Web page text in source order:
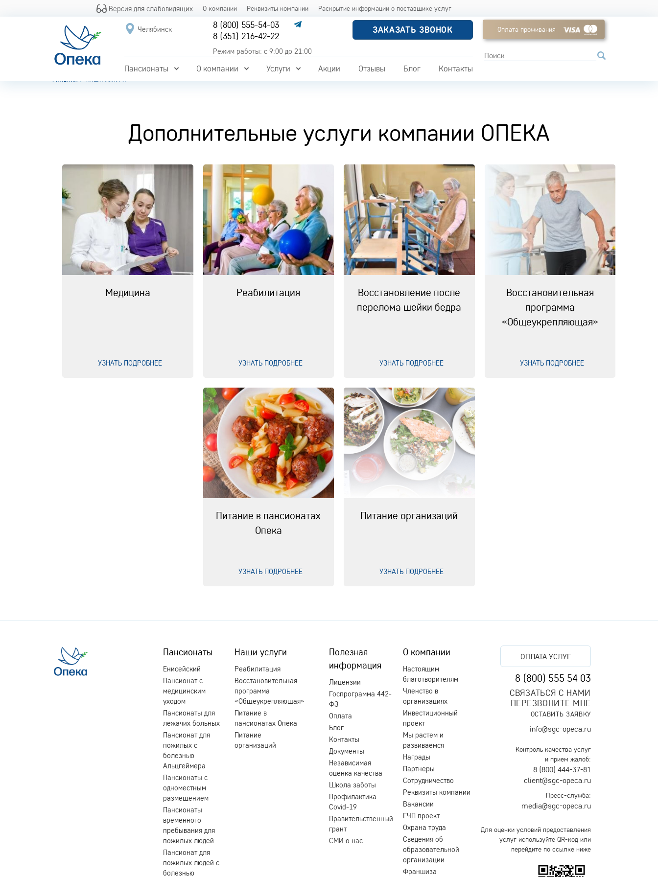
Версия для слабовидящих О компании Реквизиты компании Раскрытие информации о поставщике услуг
Челябинск
8 (800) 555-54-03
8 (351) 216-42-22
Режим работы: с 9:00 до 21:00
ЗАКАЗАТЬ ЗВОНОК
Пансионаты О компании Услуги Акции Отзывы Блог Контакты
Оплата проживания
ГЛАВНАЯ НАШИ УСЛУГИ
Дополнительные услуги компании ОПЕКА
Медицина
УЗНАТЬ ПОДРОБНЕЕ
Реабилитация
УЗНАТЬ ПОДРОБНЕЕ
Восстановление после
перелома шейки бедра
УЗНАТЬ ПОДРОБНЕЕ
Восстановительная
программа
«Общеукрепляющая»
УЗНАТЬ ПОДРОБНЕЕ
Питание в пансионатах
Опека
УЗНАТЬ ПОДРОБНЕЕ
Питание организаций
УЗНАТЬ ПОДРОБНЕЕ
Пансионаты
Енисейский
Пансионат с
медицинским
уходом
Пансионаты для
лежачих больных
Пансионат для
пожилых с
болезнью
Альцгеймера
Пансионаты с
одноместным
размещением
Пансионаты
временного
пребывания для
пожилых людей
Пансионат для
пожилых людей с
болезнью
Наши услуги
Реабилитация
Восстановительная
программа
«Общеукрепляющая»
Питание в
пансионатах Опека
Питание
организаций
Полезная
информация
Лицензии
Госпрограмма 442-
ФЗ
Оплата
Блог
Контакты
Документы
Независимая
оценка качества
Школа заботы
Профилактика
Covid-19
Правительственный
грант
СМИ о нас
О компании
Настоящим
благотворителям
Членство в
организациях
Инвестиционный
проект
Мы растем и
развиваемся
Награды
Партнеры
Сотрудничество
Реквизиты компании
Вакансии
ГЧП проект
Охрана труда
Сведения об
образовательной
организации
Франшиза
ОПЛАТА УСЛУГ
8 (800) 555 54 03
СВЯЗАТЬСЯ С НАМИ
ПЕРЕЗВОНИТЕ МНЕ
ОСТАВИТЬ ЗАЯВКУ
info@sgc-opeca.ru
Контроль качества услуг
и прием жалоб:
8 (800) 444-37-81
client@sgc-opeca.ru
Пресс-служба:
media@sgc-opeca.ru
Для оценки условий предоставления
услуг используйте QR-код или
перейдите по ссылке ниже